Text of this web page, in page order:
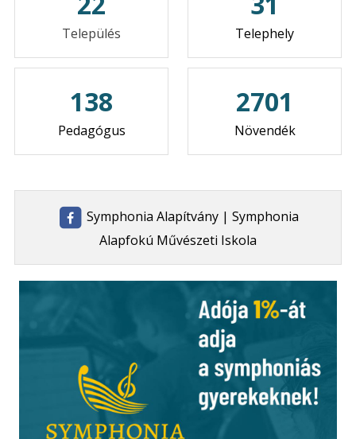
Település Telephely
138
Pedagógus
2702
Növendék
Symphonia Alapítvány | Symphonia
Alapfokú Művészeti Iskola